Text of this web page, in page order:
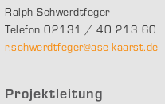
Ralph Schwerdtfeger
Telefon 02131 / 40 213 60
r.schwerdtfeger@ase-kaarst.de
Projektleitung